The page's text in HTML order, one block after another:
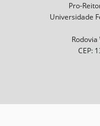
Pro-
Universidade
CEP: